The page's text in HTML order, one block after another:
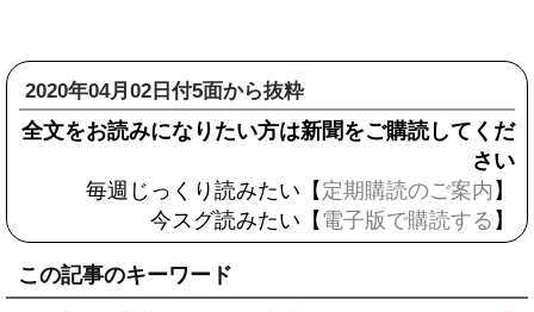
2020年04月02日付5面から抜粋
全文をお読みになりたい方は新聞をご購読してくだ
さい
毎週じっくり読みたい【 定期購読のご案内 】
今スグ読みたい【 電子版で購読する 】
この記事のキーワード